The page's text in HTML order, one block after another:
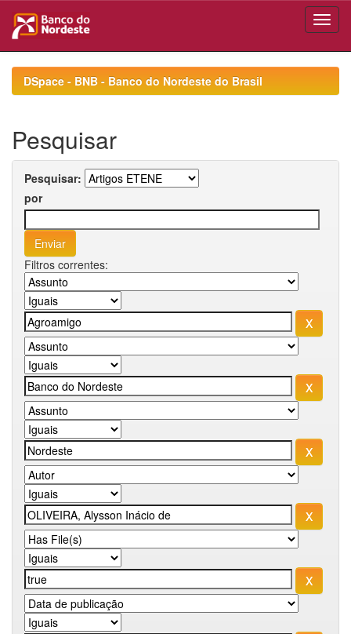
navigationDSpace - BNB - Banco do Nordeste do Brasil
Pesquisar
Pesquisar:
por
Filtros correntes: